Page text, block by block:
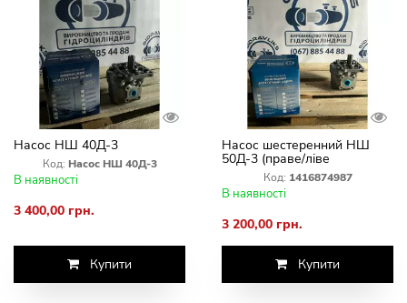
Насос НШ 40Д-3
Код: Насос НШ 40Д-3
В наявності
3 400,00 грн.
Купити
Насос шестеренний НШ
50Д-3 (праве/ліве
обертання) — ВЗТА
Код: 1416874987
В наявності
3 200,00 грн.
Купити